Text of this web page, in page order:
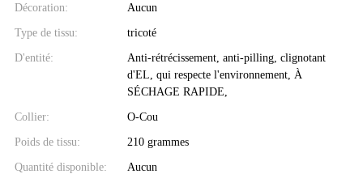
Décoration: Aucun
Type de tissu: tricoté
D'entité:
Anti-rétrécissement, anti-pilling, clignotant
d'EL, qui respecte l'environnement, À
SÉCHAGE RAPIDE,
Collier: O-Cou
Poids de tissu: 210 grammes
Quantité disponible: Aucun